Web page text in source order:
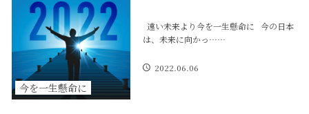
今を一生懸命に
遠い未来より今を一生懸命に 今の日本
は、未来に向かっ……
2022.06.06